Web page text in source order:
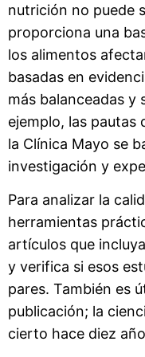
nutrición no puede
proporciona una
los alimentos
basadas en
más balanceadas y
ejemplo, las pautas
la Clínica Mayo se
investigación y
Para analizar la
herramientas
artículos que
y verifica si esos
pares. También es
publicación; la
cierto hace diez